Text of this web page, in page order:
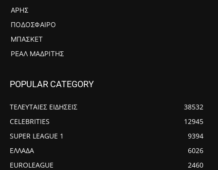
ΆΡΗΣ
ΠΟΔΌΣΦΑΙΡΟ
ΜΠΆΣΚΕΤ
ΡΕΆΛ ΜΑΔΡΊΤΗΣ
POPULAR CATEGORY
ΤΕΛΕΥΤΑΙΕΣ ΕΙΔΗΣΕΙΣ
38532
CELEBRITIES
12945
SUPER LEAGUE 1
9394
ΕΛΛΑΔΑ
6026
EUROLEAGUE
2460